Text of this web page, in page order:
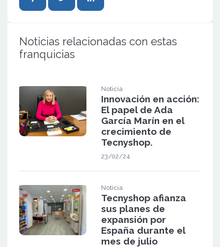
Noticias relacionadas con estas
franquicias
Noticia
Innovación en acción:
El papel de Ada
García Marín en el
crecimiento de
Tecnyshop.
23/02/24
Noticia
Tecnyshop afianza
sus planes de
expansión por
España durante el
mes de julio